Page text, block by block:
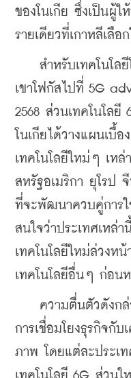
ของโนเกีย ซึ่งเป็นผู้ใ
รายเดียวที่เกาหลีเลือ
สำหรับเทคโนโลยี
เขาโฟกัสไปที่ 5G
2568 ส่วนเทคโนโลยี
โนเกียได้วางแผนเบื้
เทคโนโลยีใหม่ๆ เหล่
สหรัฐอเมริกา ยุโรป
ที่จะพัฒนาควบคู่การใ
สนใจว่าประเทศเหล่
เทคโนโลยีใหม่ล่วงห
เทคโนโลยีอื่นๆ ก่อน
ความตื่นตัวดังกล่า
การเชื่อมโยงธุรกิจกับ
ภาพ โดยแต่ละประเ